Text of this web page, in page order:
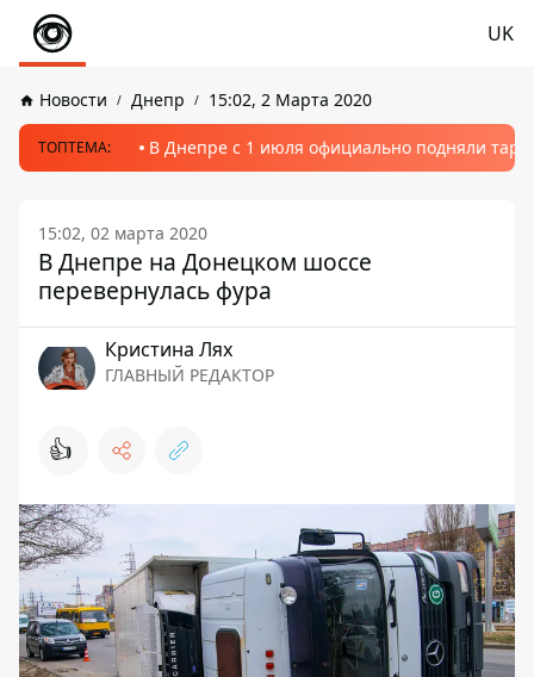
UK
Новости Днепр 15:02, 2 Марта 2020
ТОПТЕМА: В Днепре с 1 июля официально подняли
15:02, 02 марта 2020
В Днепре на Донецком шоссе
перевернулась фура
Кристина Лях
ГЛАВНЫЙ РЕДАКТОР
👍